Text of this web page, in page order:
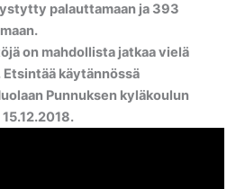
palauttamaan ja 393
on mahdollista jatkaa vielä
käytännössä
Punnuksen kyläkoulun